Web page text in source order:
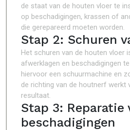
de staat van de houten vloer te
op beschadigingen, krassen of
die gerepareerd moeten worden.
Stap 2: Schuren
Het schuren van de houten vloer
afwerklagen en beschadigingen
hiervoor een schuurmachine en
de richting van de houtnerf werkt
resultaat.
Stap 3: Reparatie
beschadigingen